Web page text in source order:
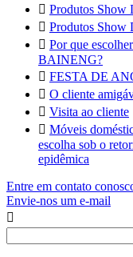
 Produtos Show
 Produtos Show
 Por que
BAINENG?
 FESTA DE
 O cliente
 Visita ao cliente
 Móveis
escolha sob o
epidêmica
Entre em contato
Envie-nos um e-mail
